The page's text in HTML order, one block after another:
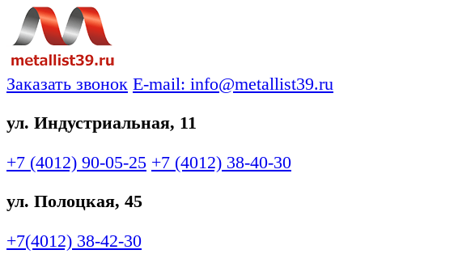
Заказать звонок E-mail: info@metallist39.ru
ул. Индустриальная, 11
+7 (4012) 90-05-25 +7 (4012) 38-40-30
ул. Полоцкая, 45
+7(4012) 38-42-30